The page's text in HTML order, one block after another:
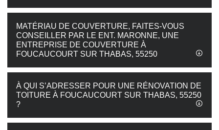
MATÉRIAU DE COUVERTURE, FAITES-VOUS
CONSEILLER PAR LE ENT. MARONNE, UNE
ENTREPRISE DE COUVERTURE À
FOUCAUCOURT SUR THABAS, 55250
À QUI S’ADRESSER POUR UNE RÉNOVATION DE
TOITURE À FOUCAUCOURT SUR THABAS, 55250
?